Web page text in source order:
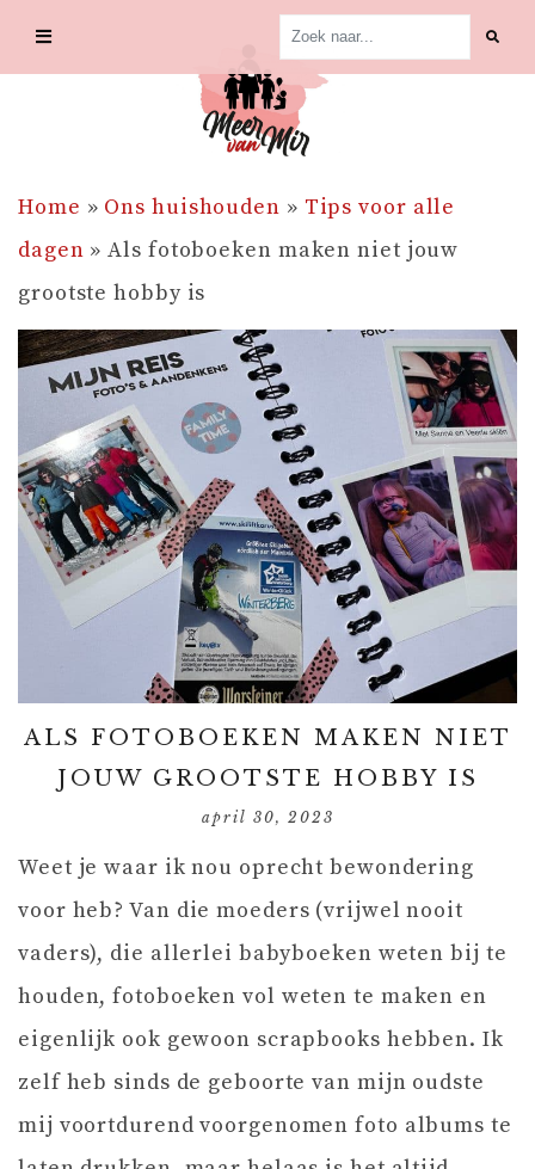
Home » Ons huishouden » Tips voor alle
dagen »Als fotoboeken maken niet jouw
grootste hobby is
ALS FOTOBOEKEN MAKEN NIET
JOUW GROOTSTE HOBBY IS
april 30, 2023
Weet je waar ik nou oprecht bewondering
voor heb? Van die moeders (vrijwel nooit
vaders), die allerlei babyboeken weten bij te
houden, fotoboeken vol weten te maken en
eigenlijk ook gewoon scrapbooks hebben. Ik
zelf heb sinds de geboorte van mijn oudste
mij voortdurend voorgenomen foto albums te